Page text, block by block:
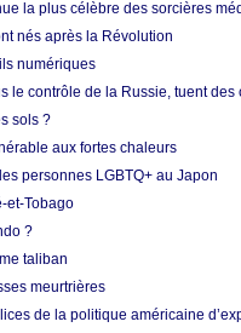
la plus célèbre des sorcières
nés après la Révolution
numériques
le contrôle de la Russie, tuent des
sols ?
aux fortes chaleurs
personnes LGBTQ+ au Japon
et-Tobago
?
taliban
meurtrières
de la politique américaine